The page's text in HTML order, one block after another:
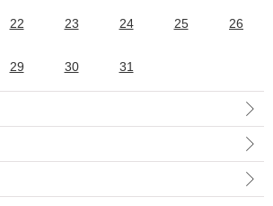
22 23 24 25 26
29 30 31